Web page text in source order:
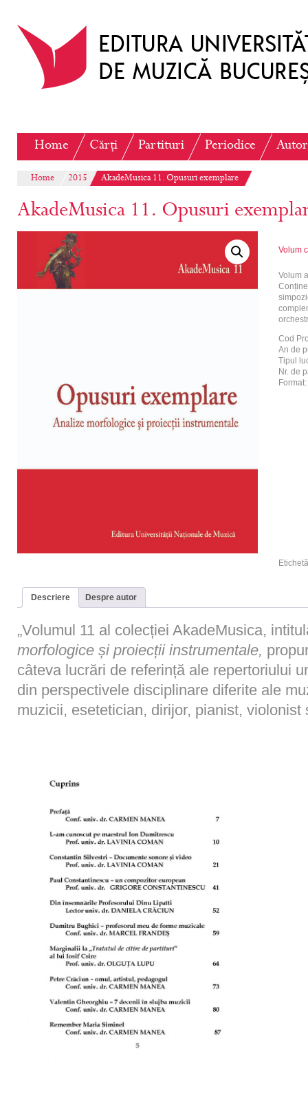
Home Cărți Partituri Periodice
Home 2015 AkadeMusica 11. Opusuri exemplare
AkadeMusica 11. Opusuri
Volum
Volum
Cod
An de
Tipul
Nr. de
Format:
Descriere Despre autor
„Volumul 11 al colecției AkadeMusica,
morfologice și proiecții instrumentale,
câteva lucrări de referință ale repertoriului
din perspectivele disciplinare diferite ale
muzicii, esetetician, dirijor, pianist, violonist